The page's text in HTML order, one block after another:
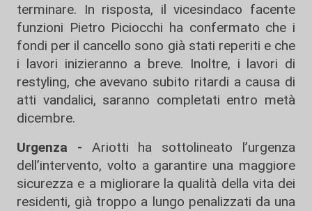
terminare. In risposta, il vicesindaco facente
funzioni Pietro Piciocchi ha confermato che i
fondi per il cancello sono già stati reperiti e che
i lavori inizieranno a breve. Inoltre, i lavori di
restyling, che avevano subito ritardi a causa di
atti vandalici, saranno completati entro metà
dicembre.
Urgenza - Ariotti ha sottolineato l’urgenza
dell’intervento, volto a garantire una maggiore
sicurezza e a migliorare la qualità della vita dei
residenti, già troppo a lungo penalizzati da una